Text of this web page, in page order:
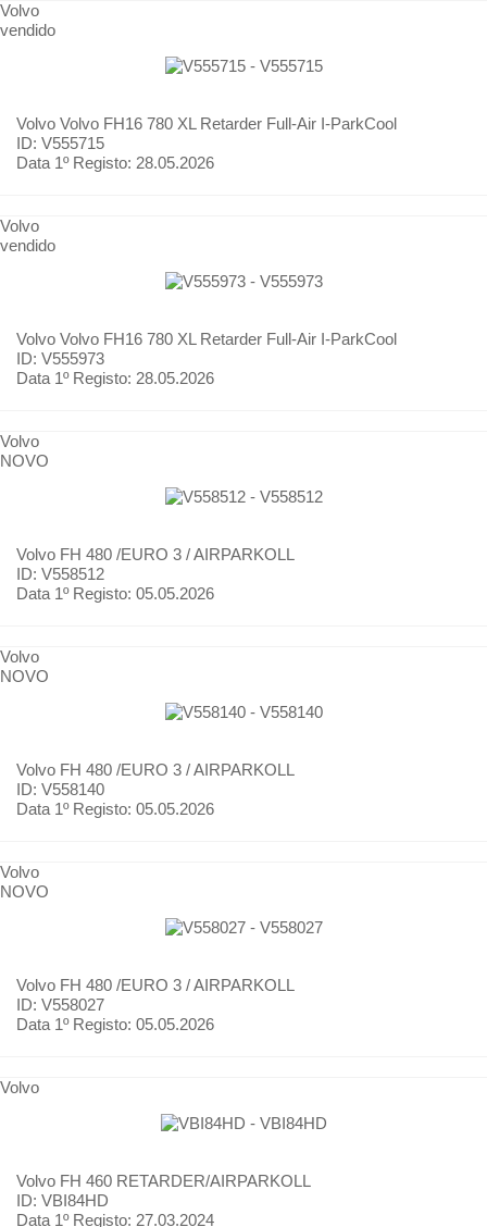
Volvo
vendido
Volvo Volvo FH16 780 XL Retarder Full-Air I-ParkCool
ID: V555715
Data 1º Registo: 28.05.2026
Volvo
vendido
Volvo Volvo FH16 780 XL Retarder Full-Air I-ParkCool
ID: V555973
Data 1º Registo: 28.05.2026
Volvo
NOVO
Volvo FH 480 /EURO 3 / AIRPARKOLL
ID: V558512
Data 1º Registo: 05.05.2026
Volvo
NOVO
Volvo FH 480 /EURO 3 / AIRPARKOLL
ID: V558140
Data 1º Registo: 05.05.2026
Volvo
NOVO
Volvo FH 480 /EURO 3 / AIRPARKOLL
ID: V558027
Data 1º Registo: 05.05.2026
Volvo
Volvo FH 460 RETARDER/AIRPARKOLL
ID: VBI84HD
Data 1º Registo: 27.03.2024